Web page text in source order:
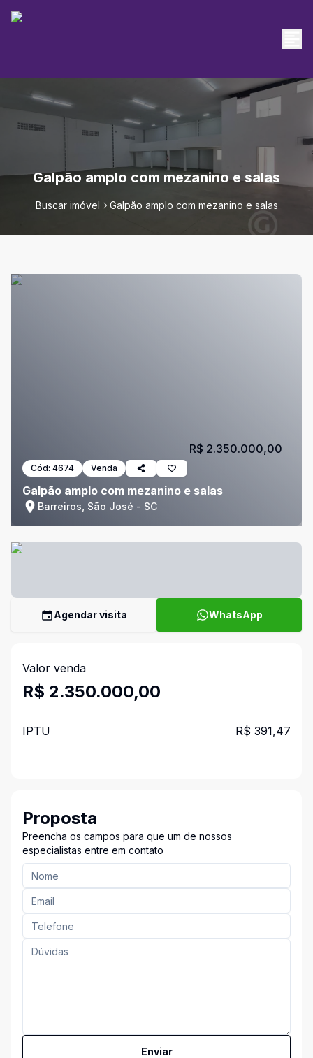
Galpão amplo com mezanino e salas
Buscar imóvel Galpão amplo com mezanino e salas
Cód: 4674 Venda
Galpão amplo com mezanino e salas
Barreiros, São José - SC
R$ 2.350.000,00
Agendar visita WhatsApp
Valor venda
R$ 2.350.000,00
IPTU R$ 391,47
Proposta
Preencha os campos para que um de nossos
especialistas entre em contato
Enviar